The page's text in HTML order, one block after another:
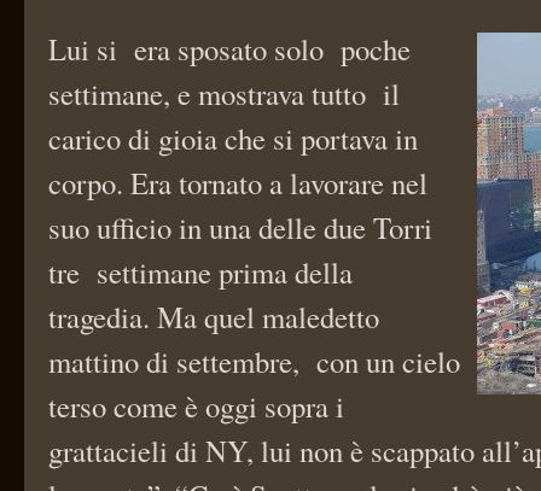
Lui si era sposato solo poche
settimane, e mostrava tutto il
carico di gioia che si portava in
corpo. Era tornato a lavorare nel
suo ufficio in una delle due Torri
tre settimane prima della
tragedia. Ma quel maledetto
mattino di settembre, con un cielo
terso come è oggi sopra i
grattacieli di NY, lui non è scappato